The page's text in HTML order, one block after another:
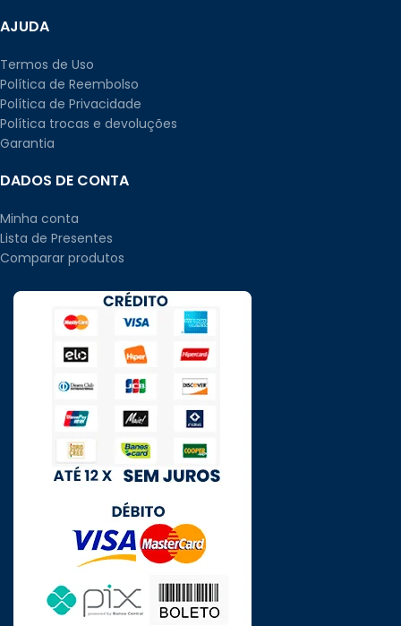
AJUDA
Termos de Uso
Política de Reembolso
Política de Privacidade
Política trocas e devoluções
Garantia
DADOS DE CONTA
Minha conta
Lista de Presentes
Comparar produtos